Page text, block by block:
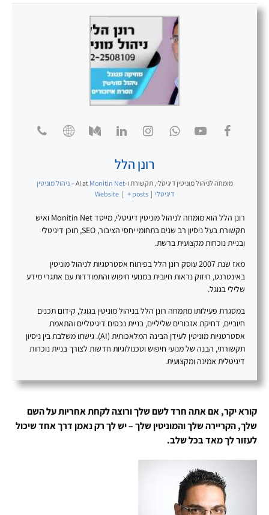
רונן הלל
מומחה לניהול מוניטין דיגיטלי, תקשורת ו-AI at
Monitin Net – ניהול מוניטין
דיגיטלי |
Website | + posts
רונן הלל הוא מומחה לניהול מוניטין דיגיטלי, מייסד Monitin Net ואיש
תקשורת בעל ניסיון רב שנים בתחומי יחסי הציבור, SEO, תוכן דיגיטלי
ובניית נוכחות מקצועית ברשת.
מאז שנת 2007 עוסק רונן הלל בפיתוח אסטרטגיות לניהול מוניטין
באינטרנט, חיזוק נראות חיובית במנועי חיפוש והתמודדות עם אתגרי מידע
שלילי בגוגל.
במסגרת פעילותו מתמחה רונן הלל בניהול מוניטין בגוגל, קידום תכנים
חיוביים, דחיקת אזכורים שליליים, בניית נכסים דיגיטליים והתאמת
אסטרטגיות מוניטין לעידן הבינה המלאכותית (AI). גישתו משלבת בין ניסיון
תקשורתי, הבנה של מנועי חיפוש וטכנולוגיות חדשות לצורך בניית נוכחות
דיגיטלית אמינה ומקצועית.
קורא יקר, אם אתה חרד לשם שלך ורוצה לקחת אחריות על השם
שלך, הקריירה שלך והמוניטין שלך – יש לך רק נאמן דרך אחד שיכול
לעזור לך מאד בכל שלב.